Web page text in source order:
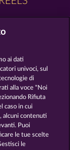
legali
ai dati
univoci, sul
di
alla voce "Noi
Rifiuta
caso in cui
alcuni contenuti
Puoi
le tue scelte
le